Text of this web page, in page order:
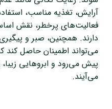
آرایش، تغذیه مناسب،
فعالیت‌های پرخطر، نقش
دارند. همچنین، صبر و
می‌تواند اطمینان حاصل کند
پیش می‌رود و ابروهایی
می‌آیند.